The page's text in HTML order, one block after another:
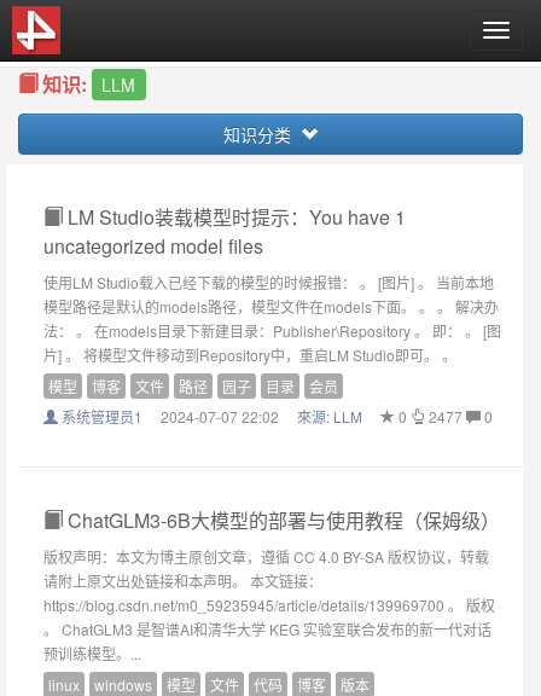
T
o
g
e
a
t
知识: LLM
知识分类
LM Studio装载模型时提示：You have 1
uncategorized model files
使用LM Studio载入已经下载的模型的时候报错： 。 [图片] 。 当前本地
模型路径是默认的models路径，模型文件在models下面。 。 。 解决办
法： 。 在models目录下新建目录：Publisher\Repository 。 即： 。 [图
片] 。 将模型文件移动到Repository中，重启LM Studio即可。 。
模型
博客 文件 路径 园子 目录
会员
系统管理员1
2024-07-07 22:02 來源: LLM 0 2477 0
ChatGLM3-6B大模型的部署与使用教程（保姆级）
版权声明：本文为博主原创文章，遵循 CC 4.0 BY-SA 版权协议，转载
请附上原文出处链接和本声明。 本文链接：
https://blog.csdn.net/m0_59235945/article/details/139969700 。 版权
。 ChatGLM3 是智谱AI和清华大学 KEG 实验室联合发布的新一代对话
预训练模型。...
linux
windows 模型 文件 代码 博客
版本